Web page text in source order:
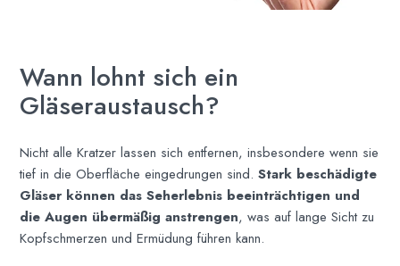
Wann lohnt sich ein
Gläseraustausch?
Nicht alle Kratzer lassen sich entfernen, insbesondere wenn sie
tief in die Oberfläche eingedrungen sind.Stark beschädigte
Gläser können das Seherlebnis beeinträchtigen und
die Augen übermäßig anstrengen, was auf lange Sicht zu
Kopfschmerzen und Ermüdung führen kann.